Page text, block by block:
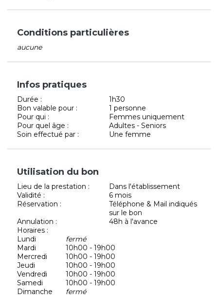
Conditions particulières
aucune
Infos pratiques
Durée :
1h30
Bon valable pour :
1 personne
Pour qui :
Femmes uniquement
Pour quel âge :
Adultes - Seniors
Soin effectué par :
Une femme
Utilisation du bon
Lieu de la prestation :
Dans l'établissement
Validité :
6 mois
Réservation :
Téléphone & Mail indiqués
sur le bon
Annulation :
48h à l'avance
Horaires :
Lundi
fermé
Mardi
10h00 - 19h00
Mercredi
10h00 - 19h00
Jeudi
10h00 - 19h00
Vendredi
10h00 - 19h00
Samedi
10h00 - 19h00
Dimanche
fermé